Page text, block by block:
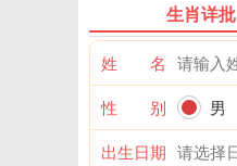
生肖详批
姓 名
性 别
男
出生日期